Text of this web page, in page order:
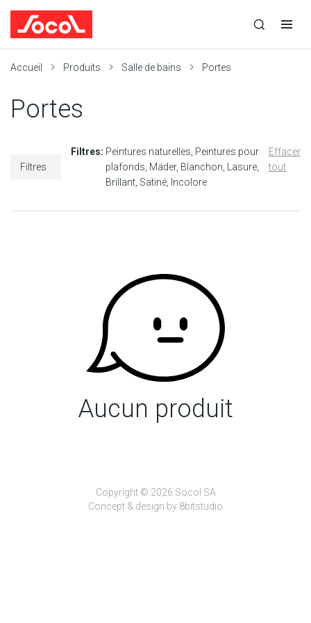
recherche
recherche
navigation
Accueil Produits Salle de bains Portes
Portes
Filtres
Filtres: Peintures naturelles Peintures pour
plafonds Mäder Blanchon
Lasure
Brillant Satiné Incolore
Effacer
tout
Aucun produit
Copyright © 2026 Socol SA
Concept & design by 8bitstudio